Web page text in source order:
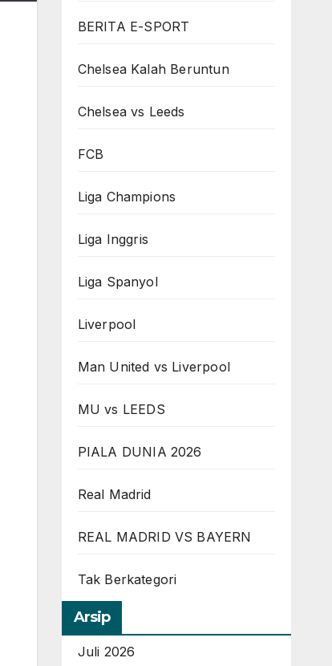
BERITA E-SPORT
Chelsea Kalah Beruntun
Chelsea vs Leeds
FCB
Liga Champions
Liga Inggris
Liga Spanyol
Liverpool
Man United vs Liverpool
MU vs LEEDS
PIALA DUNIA 2026
Real Madrid
REAL MADRID VS BAYERN
Tak Berkategori
Arsip
Juli 2026